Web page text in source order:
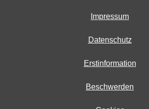
Impressum
Datenschutz
Erstinformation
Beschwerden